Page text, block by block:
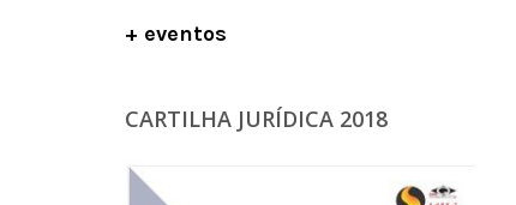
+ eventos
CARTILHA JURÍDICA 2018